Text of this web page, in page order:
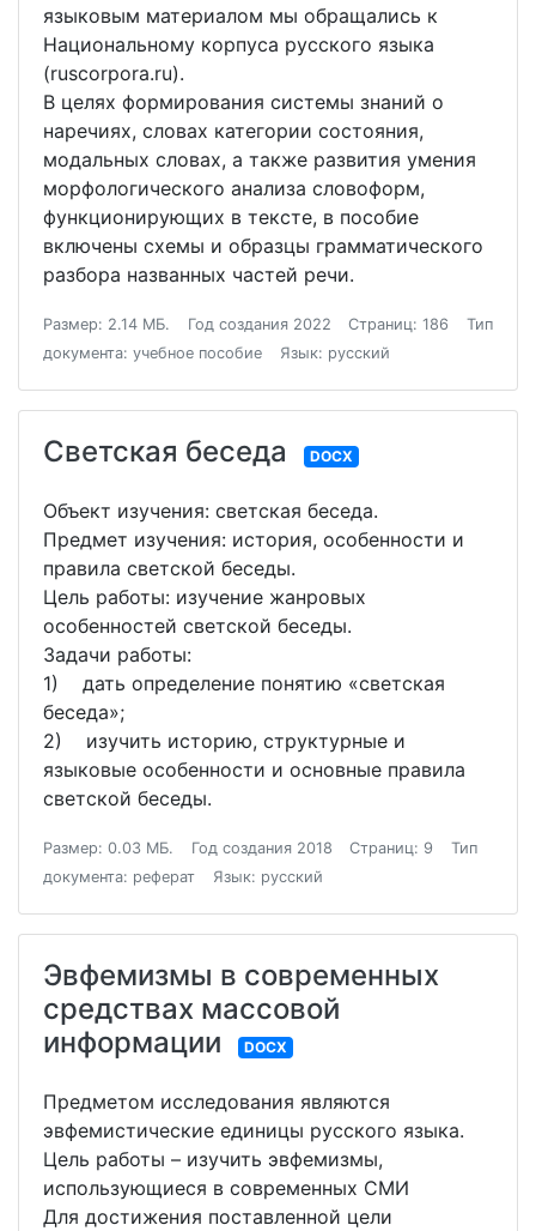
языковым материалом мы обращались к
Национальному корпуса русского языка
(ruscorpora.ru).
В целях формирования системы знаний о
наречиях, словах категории состояния,
модальных словах, а также развития умения
морфологического анализа словоформ,
функционирующих в тексте, в пособие
включены схемы и образцы грамматического
разбора названных частей речи.
Размер: 2.14 МБ. Год создания 2022 Страниц: 186
Тип
документа: учебное пособие
Язык: русский
Светская беседа DOCX
Объект изучения: светская беседа.
Предмет изучения: история, особенности и
правила светской беседы.
Цель работы: изучение жанровых
особенностей светской беседы.
Задачи работы:
1) дать определение понятию «светская
беседа»;
2) изучить историю, структурные и
языковые особенности и основные правила
светской беседы.
Размер: 0.03 МБ. Год создания 2018 Страниц: 9
Тип
документа: реферат
Язык: русский
Эвфемизмы в современных
средствах массовой
информации
DOCX
Предметом исследования являются
эвфемистические единицы русского языка.
Цель работы – изучить эвфемизмы,
использующиеся в современных СМИ
Для достижения поставленной цели